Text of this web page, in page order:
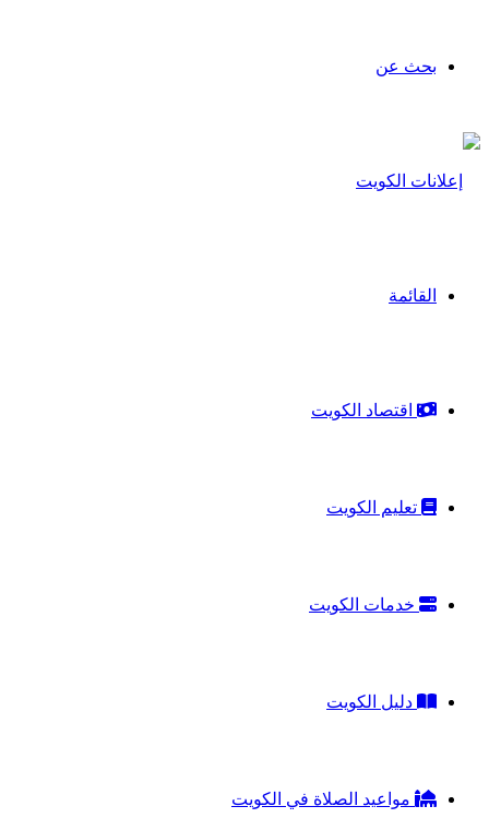
بحث عن
القائمة
اقتصاد الكويت
تعليم الكويت
خدمات الكويت
دليل الكويت
مواعيد الصلاة في الكويت